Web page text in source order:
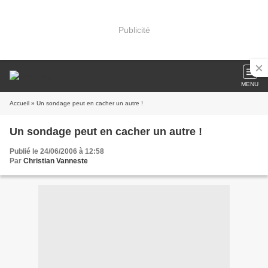
Publicité
MENU
Accueil » Un sondage peut en cacher un autre !
Un sondage peut en cacher un autre !
Publié le 24/06/2006 à 12:58
Par Christian Vanneste